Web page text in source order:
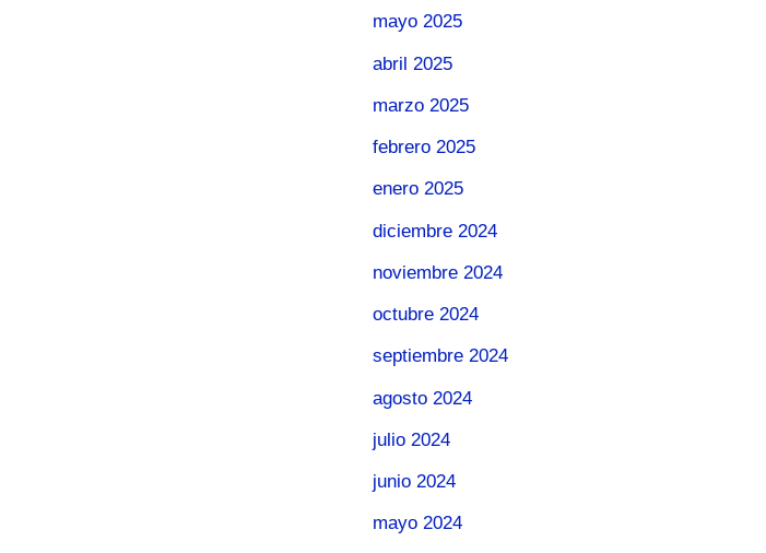
mayo 2025
abril 2025
marzo 2025
febrero 2025
enero 2025
diciembre 2024
noviembre 2024
octubre 2024
septiembre 2024
agosto 2024
julio 2024
junio 2024
mayo 2024